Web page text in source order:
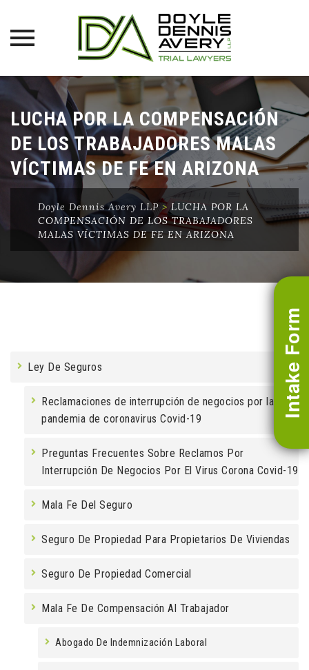
Skip
content
LUCHA POR LA COMPENSACIÓN
DE LOS TRABAJADORES MALAS
VÍCTIMAS DE FE EN ARIZONA
Doyle Dennis Avery LLP>LUCHA POR LA
COMPENSACIÓN DE LOS TRABAJADORES
MALAS VÍCTIMAS DE FE EN ARIZONA
Intake Form
Ley De Seguros
Reclamaciones de interrupción de negocios por la
pandemia de coronavirus Covid-19
Preguntas Frecuentes Sobre Reclamos Por
Interrupción De Negocios Por El Virus Corona Covid-19
Mala Fe Del Seguro
Seguro De Propiedad Para Propietarios De Viviendas
Seguro De Propiedad Comercial
Mala Fe De Compensación Al Trabajador
Abogado De Indemnización Laboral